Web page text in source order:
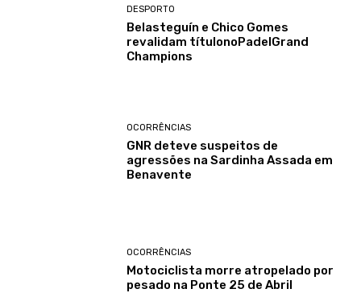
DESPORTO
Belasteguín e Chico Gomes
revalidam títulonoPadelGrand
Champions
OCORRÊNCIAS
GNR deteve suspeitos de
agressões na Sardinha Assada em
Benavente
OCORRÊNCIAS
Motociclista morre atropelado por
pesado na Ponte 25 de Abril